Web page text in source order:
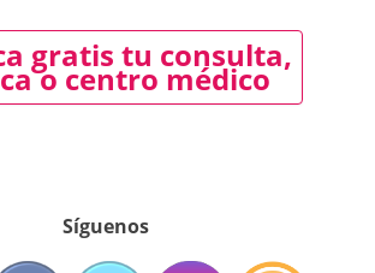
gratis tu consulta,
o centro médico
Síguenos